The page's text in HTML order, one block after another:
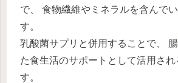
で、 食物繊維やミネラルを含んで
す。
乳酸菌サプリと併用することで、
た食生活のサポートとして活用され
す。